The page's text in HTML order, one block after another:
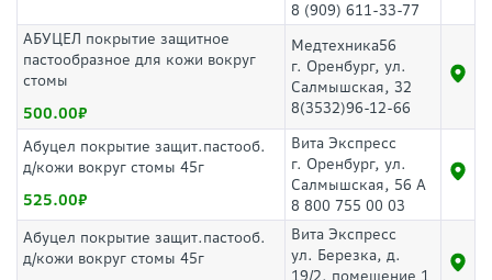
8 (909) 611-33-77
АБУЦЕЛ покрытие защитное
пастообразное для кожи вокруг
стомы
500.00
Медтехника56
г. Оренбург, ул.
Салмышская, 32
8(3532)96-12-66
Абуцел покрытие защит.пастооб.
д/кожи вокруг стомы 45г
525.00
Вита Экспресс
г. Оренбург, ул.
Салмышская, 56 А
8 800 755 00 03
Абуцел покрытие защит.пастооб.
д/кожи вокруг стомы 45г
Вита Экспресс
ул. Березка, д.
19/2, помещение 1